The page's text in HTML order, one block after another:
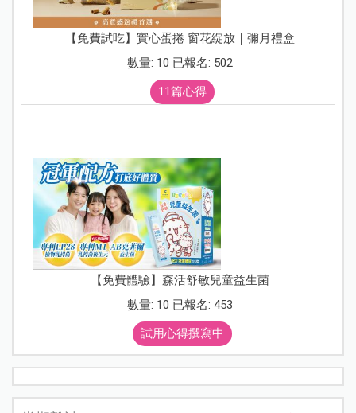
【免費試吃】實心蛋捲 窗花綻放｜彌月禮盒
數量: 10 已報名: 502
11篇心得
【免費體驗】森活舒敏兒童益生菌
數量: 10 已報名: 453
試用心得撰寫中